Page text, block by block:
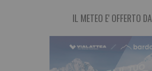
IL METEO E' OFFERTO DA